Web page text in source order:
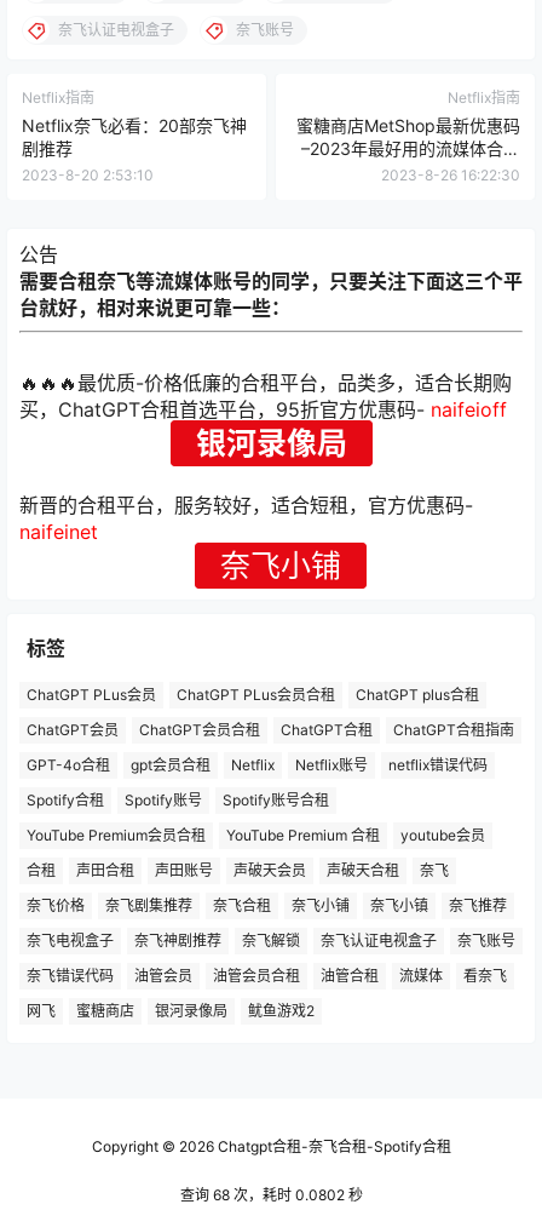
奈飞认证电视盒子 奈飞账号
Netflix指南
Netflix奈飞必看：20部奈飞神
剧推荐
2023-8-20 2:53:10
Netflix指南
蜜糖商店MetShop最新优惠码
–2023年最好用的流媒体合租
平台蜜糖商店怎么样？
2023-8-26 16:22:30
公告
需要合租奈飞等流媒体账号的同学，只要关注下面这三个平
台就好，相对来说更可靠一些：
🔥🔥🔥最优质-价格低廉的合租平台，品类多，适合长期购
买，ChatGPT合租首选平台，95折官方优惠码- naifeioff
银河录像局
新晋的合租平台，服务较好，适合短租，官方优惠码-
naifeinet
奈飞小铺
标签
ChatGPT PLus会员 ChatGPT PLus会员合租
ChatGPT plus合租
ChatGPT会员
ChatGPT会员合租 ChatGPT合租
ChatGPT合租指南
GPT-4o合租
gpt会员合租 Netflix Netflix账号
netflix错误代码
Spotify合租
Spotify账号
Spotify账号合租
YouTube Premium会员合租
YouTube Premium 合租
youtube会员
合租
声田合租 声田账号 声破天会员 声破天合租
奈飞
奈飞价格
奈飞剧集推荐 奈飞合租 奈飞小铺 奈飞小镇
奈飞推荐
奈飞电视盒子
奈飞神剧推荐 奈飞解锁 奈飞认证电视盒子
奈飞账号
奈飞错误代码
油管会员 油管会员合租 油管合租 流媒体
看奈飞
网飞
蜜糖商店 银河录像局 鱿鱼游戏2
Copyright © 2026Chatgpt合租-奈飞合租-Spotify合租
查询 68 次，耗时 0.0802 秒